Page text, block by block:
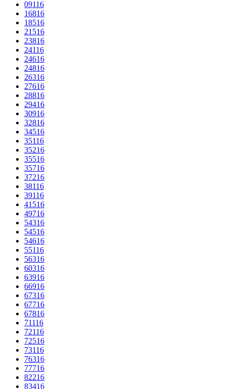
09116
16816
18516
21516
23816
24116
24616
24816
26316
27616
28816
29416
30916
32816
34516
35116
35216
35516
35716
37216
38116
39116
41516
49716
54316
54516
54616
55116
56316
60316
63916
66916
67316
67716
67816
71116
72116
72516
73116
76316
77716
82216
83416